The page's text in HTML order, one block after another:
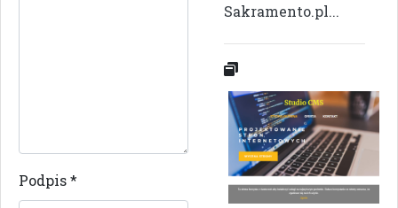
Podpis*
Sakramento.pl...